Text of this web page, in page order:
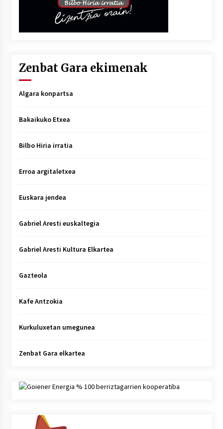
Zenbat Gara ekimenak
Algara konpartsa
Bakaikuko Etxea
Bilbo Hiria irratia
Erroa argitaletxea
Euskara jendea
Gabriel Aresti euskaltegia
Gabriel Aresti Kultura Elkartea
Gazteola
Kafe Antzokia
Kurkuluxetan umegunea
Zenbat Gara elkartea